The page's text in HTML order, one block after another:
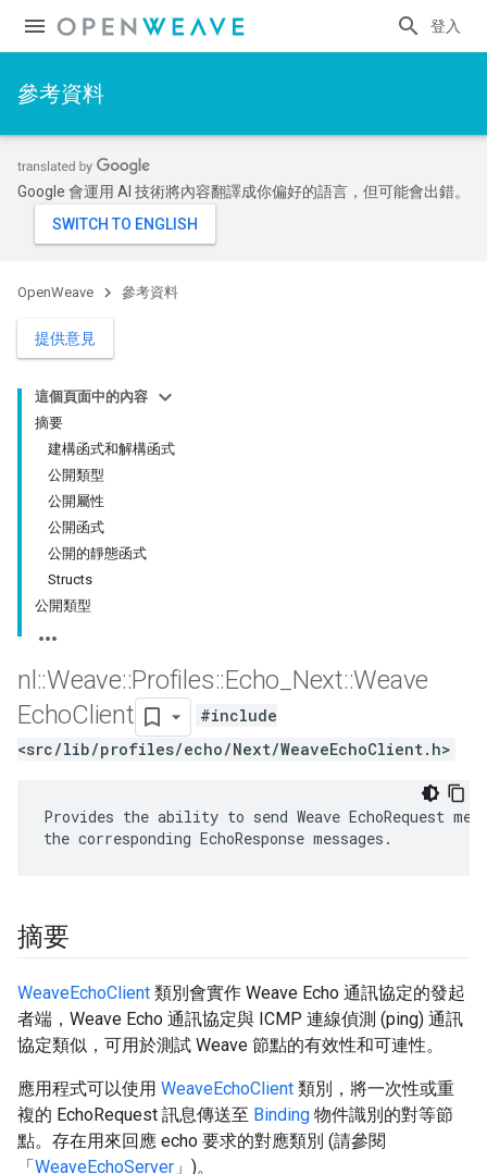
登入
參考資料
Google 會運用 AI 技術將內容翻譯成你偏好的語言，但可能會出錯。
OpenWeave 參考資料
提供意見
這個頁面中的內容
摘要
建構函式和解構函式
公開類型
公開屬性
公開函式
公開的靜態函式
Structs
公開類型
nl ::Weave::Profiles::Echo Next::Weave
EchoClient
#include
<src/lib/profiles/echo/Next/WeaveEchoClient.h>
Provides the ability to send Weave EchoRequest
the corresponding EchoResponse messages.
摘要
WeaveEchoClient 類別會實作 Weave Echo 通訊協定的發起
者端，Weave Echo 通訊協定與 ICMP 連線偵測 (ping) 通訊
協定類似，可用於測試 Weave 節點的有效性和可連性。
應用程式可以使用 WeaveEchoClient 類別，將一次性或重
複的 EchoRequest 訊息傳送至 Binding 物件識別的對等節
點。存在用來回應 echo 要求的對應類別 (請參閱
「WeaveEchoServer 」)。